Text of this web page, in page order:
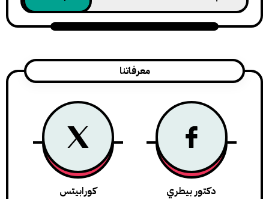
معرفاتنا
دكتور بيطري كورابيتس